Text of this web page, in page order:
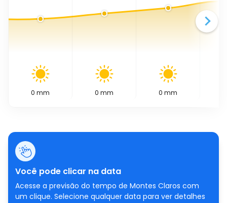
0 mm 0 mm 0 mm
Você pode clicar na data
Acesse a previsão do tempo de Montes Claros com
um clique. Selecione qualquer data para ver detalhes